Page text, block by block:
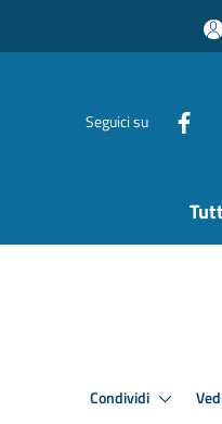
Seguici su
Condividi